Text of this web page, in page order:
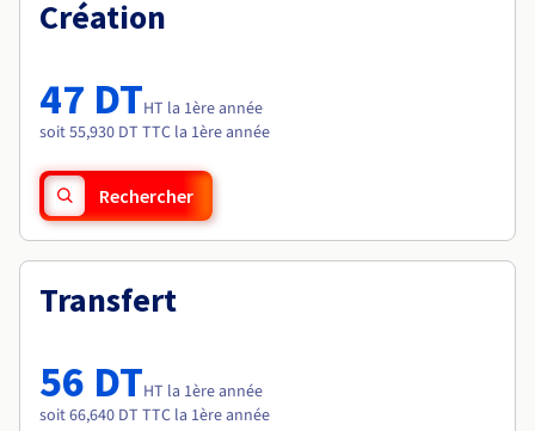
Tarifs
Roadmap & Changelog
Roadmap & Changelog
Création
47 DTHT la 1ère année
soit 55,930 DT TTC la 1ère année
Rechercher
Transfert
56 DTHT la 1ère année
soit 66,640 DT TTC la 1ère année